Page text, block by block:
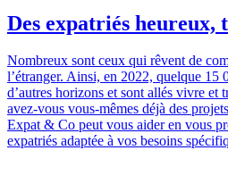
Des expatriés heureux,
Nombreux sont ceux qui rêvent de
l’étranger. Ainsi, en 2022, quelque 15
d’autres horizons et sont allés vivre et
avez-vous vous-mêmes déjà des
Expat & Co peut vous aider en vous
expatriés adaptée à vos besoins